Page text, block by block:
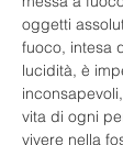
oggetti
fuoco, intesa
lucidità, è
vita di ogni
vivere nella